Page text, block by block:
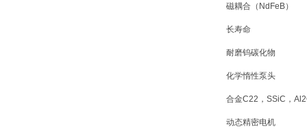
磁耦合（NdFeB）
长寿命
耐磨钨碳化物
化学惰性泵头
合金C22，SSiC，
动态精密电机